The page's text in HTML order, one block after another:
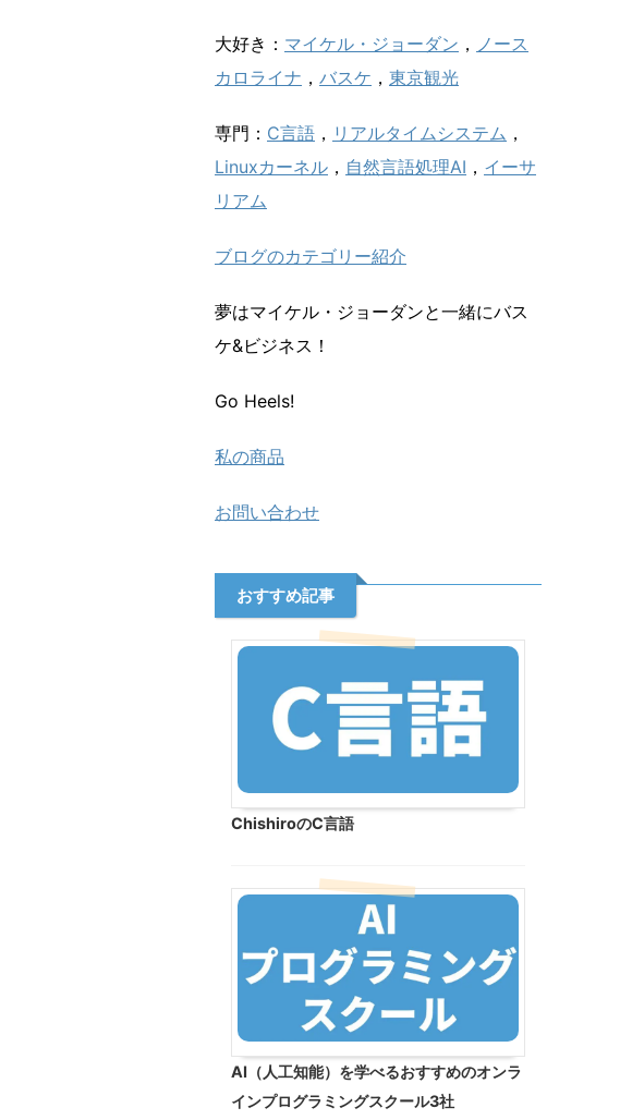
大好き： マイケル・ジョーダン ， ノース
カロライナ ， バスケ ， 東京観光
専門： C言語 ， リアルタイムシステム ，
Linuxカーネル ， 自然言語処理AI ， イーサ
リアム
ブログのカテゴリー紹介
夢はマイケル・ジョーダンと一緒にバス
ケ&ビジネス！
Go Heels!
私の商品
お問い合わせ
おすすめ記事
ChishiroのC言語
AI（人工知能）を学べるおすすめのオンラ
インプログラミングスクール3社